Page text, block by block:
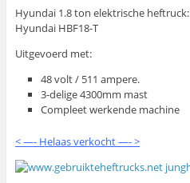
Hyundai 1.8 ton elektrische heftruck:
Hyundai HBF18-T
Uitgevoerd met:
48 volt / 511 ampere.
3-delige 4300mm mast
Compleet werkende machine
< —- Helaas verkocht —- >